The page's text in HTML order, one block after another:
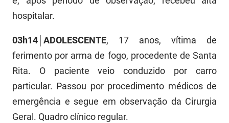
hospitalar.
03h14│ADOLESCENTE, 17 anos, vítima de
ferimento por arma de fogo, procedente de Santa
Rita. O paciente veio conduzido por carro
particular. Passou por procedimento médicos de
emergência e segue em observação da Cirurgia
Geral. Quadro clínico regular.